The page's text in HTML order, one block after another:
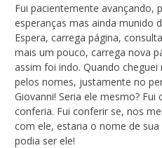
Fui pacientemente avançando,
esperanças mas ainda munido
Espera, carrega página,
mais um pouco, carrega nova
assim foi indo. Quando
pelos nomes, justamente no
Giovanni! Seria ele mesmo?
conferia. Fui conferir se, nos
com ele, estaria o nome de
podia ser ele!